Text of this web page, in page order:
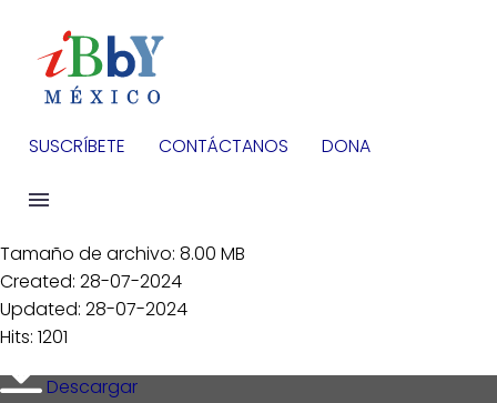
SUSCRÍBETE CONTÁCTANOS DONA
Tamaño de archivo: 8.00 MB
Created: 28-07-2024
Updated: 28-07-2024
Hits: 1201
Descargar